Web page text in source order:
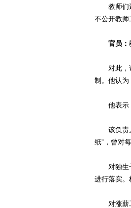
教师们还
不公开教师
官员：
对此，该
制。他认为
他表示，
该负责人
纸”，曾对
对独生子
进行落实
对涨薪工